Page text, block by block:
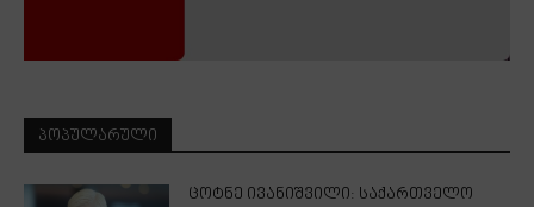
ᲞᲝᲞᲣᲚᲐᲠᲣᲚᲘ
ცოტნე ივანიშვილი: საქართველო